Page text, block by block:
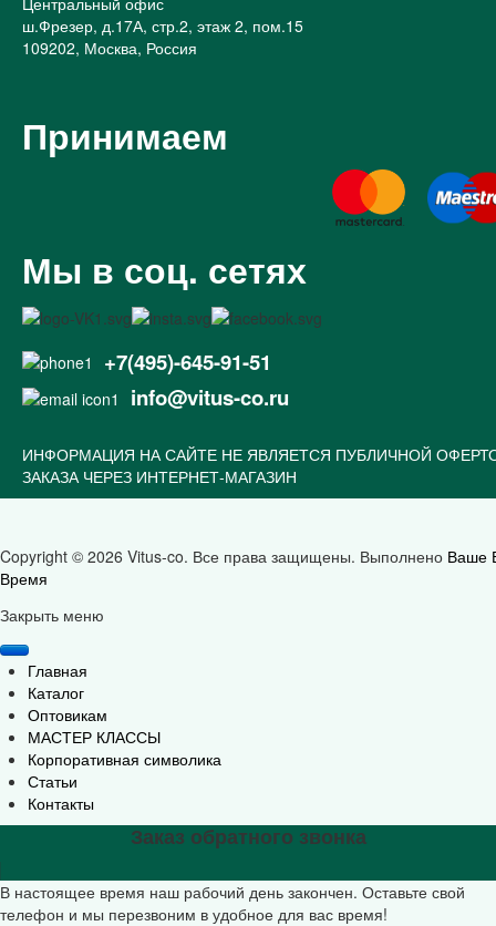
ш.Фрезер, д.17А, стр.2, этаж 2, пом.15
109202, Москва, Россия
Принимаем
Мы в соц. сетях
+7(495)-645-91-51
info@vitus-co.ru
ИНФОРМАЦИЯ НА САЙТЕ НЕ ЯВЛЯЕТСЯ ПУБЛИЧНОЙ
ЗАКАЗА ЧЕРЕЗ ИНТЕРНЕТ-МАГАЗИН
Copyright © 2026 Vitus-co. Все права защищены. Выполнено Ваше
Время
Закрыть меню
Главная
Каталог
Оптовикам
МАСТЕР КЛАССЫ
Корпоративная символика
Статьи
Контакты
Заказ обратного звонка
В настоящее время наш рабочий день закончен. Оставьте свой
телефон и мы перезвоним в удобное для вас время!